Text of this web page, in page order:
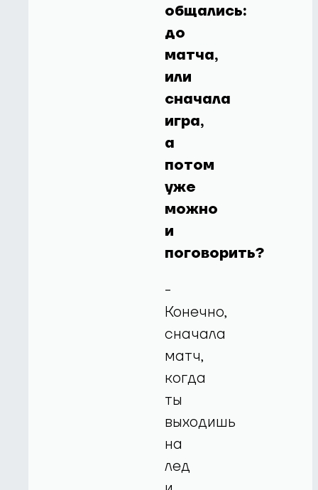
общались:
до
матча,
или
сначала
игра,
а
потом
уже
можно
и
поговорить?
-
Конечно,
сначала
матч,
когда
ты
выходишь
на
лед